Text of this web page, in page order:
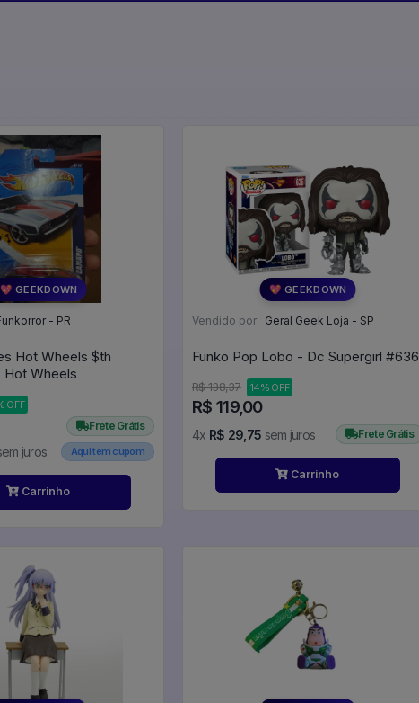
💖 GEEKDOWN
- PR
Hot Wheels $th
Wheels
OFF
juros
Frete Grátis
Aqui tem cupom
Carrinho
💖 GEEKDOWN
Vendido por: Geral Geek Loja - SP
Funko Pop Lobo - Dc Supergirl #636
R$ 138,37 14% OFF
R$ 119,00
4x R$ 29,75 sem juros Frete Grátis
Carrinho